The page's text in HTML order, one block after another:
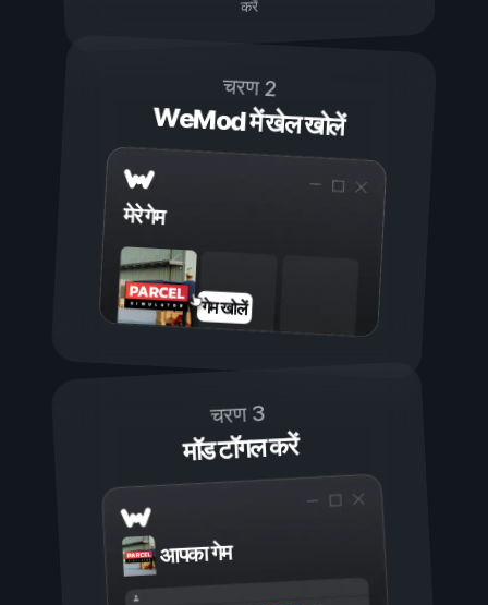
करें
चरण 2
WeMod में खेल खोलें
मेरे गेम
गेम खोलें
चरण 3
मॉड टॉगल करें
आपका गेम